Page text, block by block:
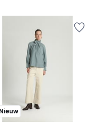
Nieuw